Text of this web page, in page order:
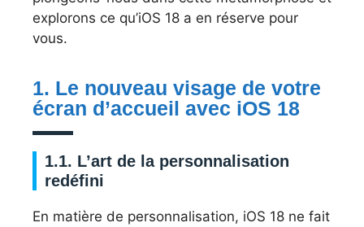
explorons ce qu’iOS 18 a en réserve pour
vous.
1. Le nouveau visage de votre
écran d’accueil avec iOS 18
1.1. L’art de la personnalisation
redéfini
En matière de personnalisation, iOS 18 ne fait